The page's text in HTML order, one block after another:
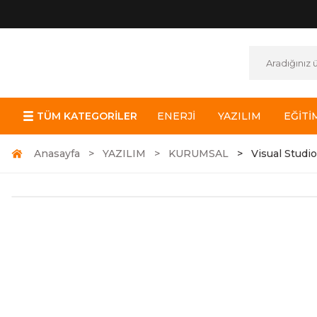
TÜM KATEGORİLER ENERJİ YAZILIM
Anasayfa YAZILIM KURUMSAL Visual